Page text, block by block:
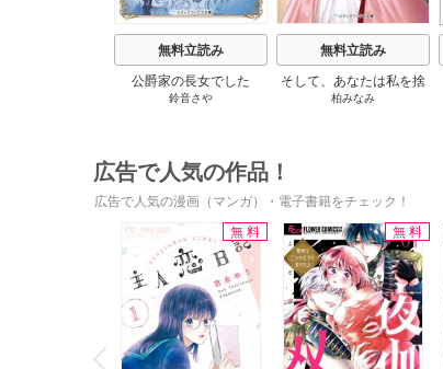
無料立読み
公爵家の長女でした
鈴音さや
無料立読み
そして、あなたは私を捨
てる
柏みなみ
広告で人気の作品！
広告で人気の漫画（マンガ）・電子書籍をチェック！
P
r
e
v
i
o
u
s
無料 無料